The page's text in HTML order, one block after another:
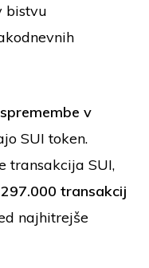
bistvu
v
SUI token.
transakcija SUI,
297.000 transakcij
najhitrejše